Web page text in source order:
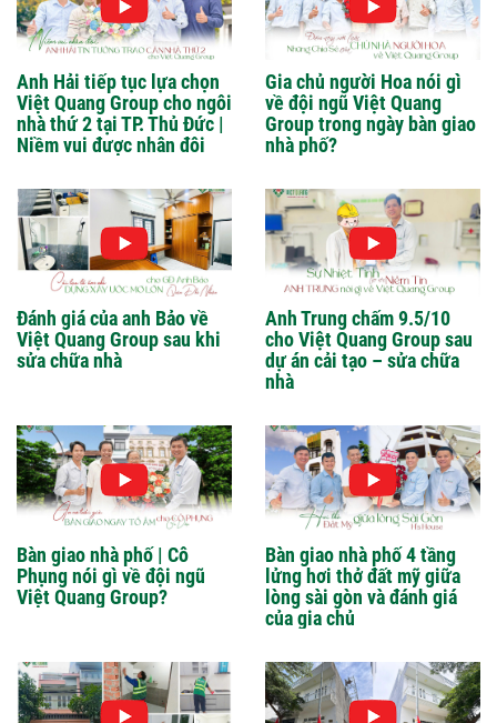
Anh Hải tiếp tục lựa chọn
Việt Quang Group cho ngôi
nhà thứ 2 tại TP. Thủ Đức |
Niềm vui được nhân đôi
Gia chủ người Hoa nói gì
về đội ngũ Việt Quang
Group trong ngày bàn giao
nhà phố?
Đánh giá của anh Bảo về
Việt Quang Group sau khi
sửa chữa nhà
Anh Trung chấm 9.5/10
cho Việt Quang Group sau
dự án cải tạo – sửa chữa
nhà
Bàn giao nhà phố | Cô
Phụng nói gì về đội ngũ
Việt Quang Group?
Bàn giao nhà phố 4 tầng
lửng hơi thở đất mỹ giữa
lòng sài gòn và đánh giá
của gia chủ